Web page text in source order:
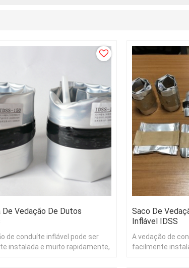
De Vedação De Dutos
de conduíte inflável pode ser
instalada e muito rapidamente,
Saco De
Inflável IDSS
A vedação de
facilmente